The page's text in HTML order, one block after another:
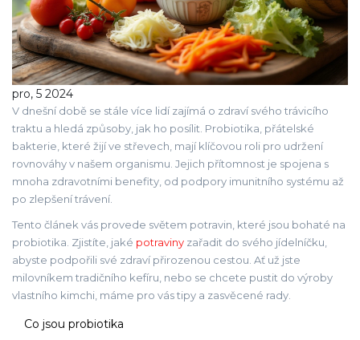
pro, 5 2024
V dnešní době se stále více lidí zajímá o zdraví svého trávicího
traktu a hledá způsoby, jak ho posílit. Probiotika, přátelské
bakterie, které žijí ve střevech, mají klíčovou roli pro udržení
rovnováhy v našem organismu. Jejich přítomnost je spojena s
mnoha zdravotními benefity, od podpory imunitního systému až
po zlepšení trávení.
Tento článek vás provede světem potravin, které jsou bohaté na
probiotika. Zjistíte, jaké potraviny zařadit do svého jídelníčku,
abyste podpořili své zdraví přirozenou cestou. Ať už jste
milovníkem tradičního kefíru, nebo se chcete pustit do výroby
vlastního kimchi, máme pro vás tipy a zasvěcené rady.
Co jsou probiotika